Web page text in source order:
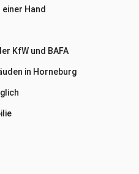
Hand
KfW und BAFA
in Horneburg